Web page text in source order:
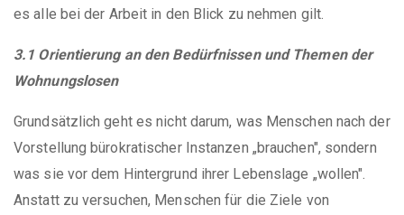
es alle bei der Arbeit in den Blick zu nehmen gilt.
3.1 Orientierung an den Bedürfnissen und Themen der
Wohnungslosen
Grundsätzlich geht es nicht darum, was Menschen nach der
Vorstellung bürokratischer Instanzen „brauchen", sondern
was sie vor dem Hintergrund ihrer Lebenslage „wollen".
Anstatt zu versuchen, Menschen für die Ziele von